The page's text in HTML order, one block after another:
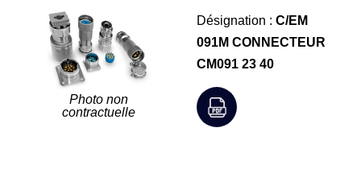
Photo non
contractuelle
Désignation : C/EM
091M CONNECTEUR
CM091 23 40